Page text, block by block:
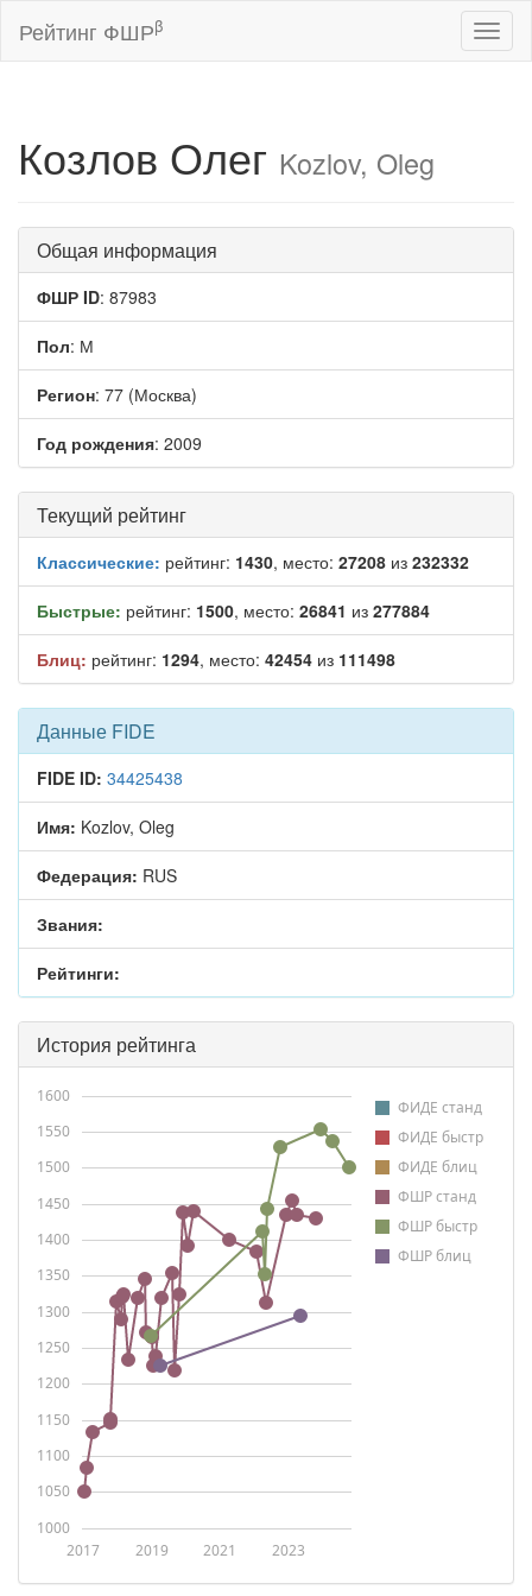
Рейтинг ФШРβ
Козлов Олег Kozlov, Oleg
Общая информация
ФШР ID: 87983
Пол: М
Регион: 77 (Москва)
Год рождения: 2009
Текущий рейтинг
Классические: рейтинг: 1430, место: 27208 из 232332
Быстрые: рейтинг: 1500, место: 26841 из 277884
Блиц: рейтинг: 1294, место: 42454 из 111498
Данные FIDE
FIDE ID: 34425438
Имя: Kozlov, Oleg
Федерация: RUS
Звания:
Рейтинги:
История рейтинга
ФИДЕ станд
ФИДЕ быстр
ФИДЕ блиц
ФШР станд
ФШР быстр
ФШР блиц
2017 2019 2021 2023
1000
1050
1100
1150
1200
1250
1300
1350
1400
1450
1500
1550
1600